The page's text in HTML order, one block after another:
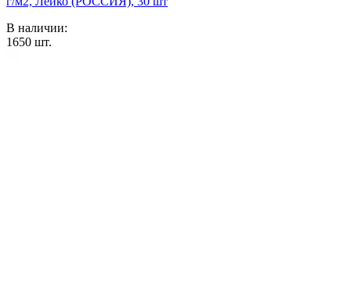
В наличии:
1650 шт.